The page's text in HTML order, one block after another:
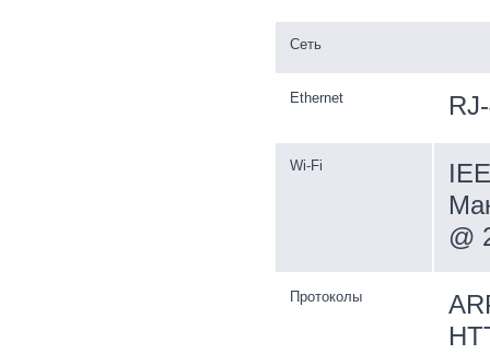
Сеть
Ethernet
Wi-Fi
@
Протоколы